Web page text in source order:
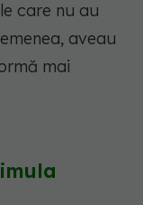
care nu au
aveau
mai